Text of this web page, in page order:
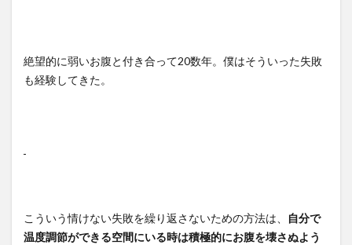
絶望的に弱いお腹と付き合って20数年。僕はそういった失敗
も経験してきた。
こういう情けない失敗を繰り返さないための方法は、
自分で
温度調節ができる空間にいる時は積極的にお腹を壊さぬよう